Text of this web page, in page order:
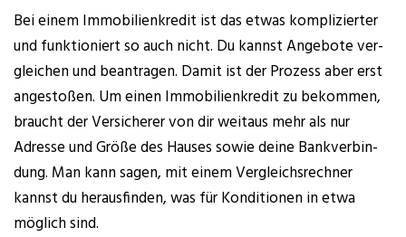
Bei einem Immo­bi­li­en­kre­dit ist das etwas kom­pli­zier­ter
und funk­tio­niert so auch nicht. Du kannst Ange­bo­te ver­
glei­chen und bean­tra­gen. Damit ist der Pro­zess aber erst
ange­sto­ßen. Um einen Immo­bi­li­en­kre­dit zu bekom­men,
braucht der Ver­si­che­rer von dir weit­aus mehr als nur
Adres­se und Grö­ße des Hau­ses sowie dei­ne Bank­ver­bin­
dung. Man kann sagen, mit einem Ver­gleichs­rech­ner
kannst du her­aus­fin­den, was für Kon­di­tio­nen in etwa
mög­lich sind.